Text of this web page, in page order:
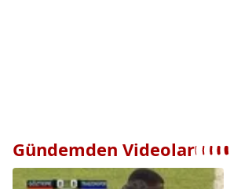
Gündemden Videolar